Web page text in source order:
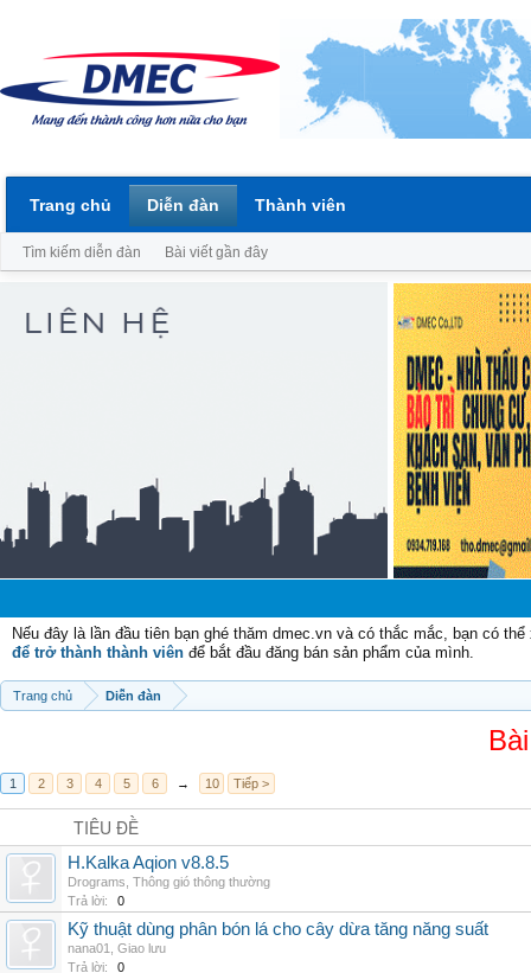
Nếu đây là lần đầu tiên bạn ghé thăm dmec.vn và có thắc mắc, bạn có
để trở thành thành viên để bắt đầu đăng bán sản phẩm của mình.
Trang chủ Diễn đàn
1 2 3 4 5 6 → 10 Tiếp >
TIÊU ĐỀ
H.Kalka Aqion v8.8.5
Drograms Thông gió thông thường
Trả lời:
0
Kỹ thuật dùng phân bón lá cho cây dừa tăng năng suất
nana01
Giao lưu
Trả lời:
0
Trang chủ Diễn đàn
Tìm kiếm diễn đàn Bài viết gần đây
Thành viên